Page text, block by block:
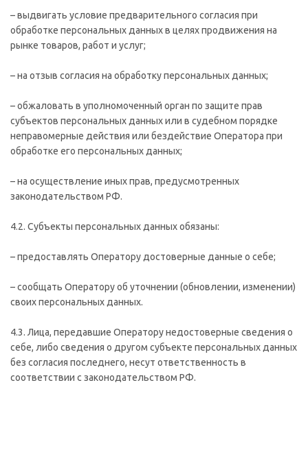
– выдвигать условие предварительного согласия при
обработке персональных данных в целях продвижения на
рынке товаров, работ и услуг;
– на отзыв согласия на обработку персональных данных;
– обжаловать в уполномоченный орган по защите прав
субъектов персональных данных или в судебном порядке
неправомерные действия или бездействие Оператора при
обработке его персональных данных;
– на осуществление иных прав, предусмотренных
законодательством РФ.
4.2. Субъекты персональных данных обязаны:
– предоставлять Оператору достоверные данные о себе;
– сообщать Оператору об уточнении (обновлении, изменении)
своих персональных данных.
4.3. Лица, передавшие Оператору недостоверные сведения о
себе, либо сведения о другом субъекте персональных данных
без согласия последнего, несут ответственность в
соответствии с законодательством РФ.